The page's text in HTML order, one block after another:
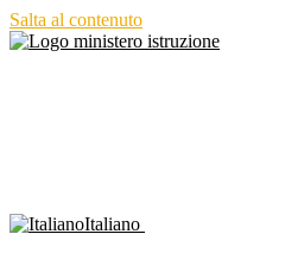
Salta al contenuto
Italiano